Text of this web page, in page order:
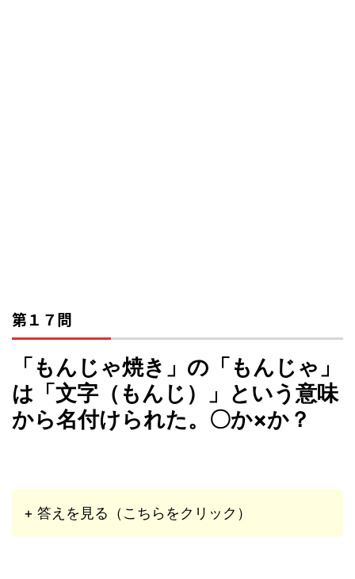
第１７問
「もんじゃ焼き」の「もんじゃ」
は「文字（もんじ）」という意味
から名付けられた。〇か×か？
+ 答えを見る（こちらをクリック）